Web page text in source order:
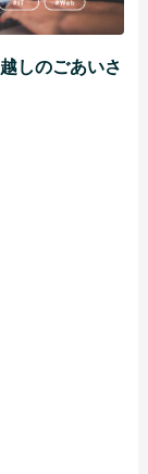
しのごあいさ